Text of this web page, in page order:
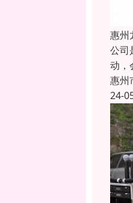
惠州
公司
动，
惠州
24-